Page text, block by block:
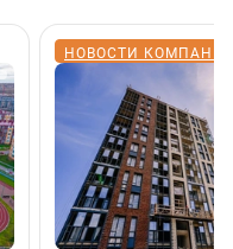
НОВОСТИ